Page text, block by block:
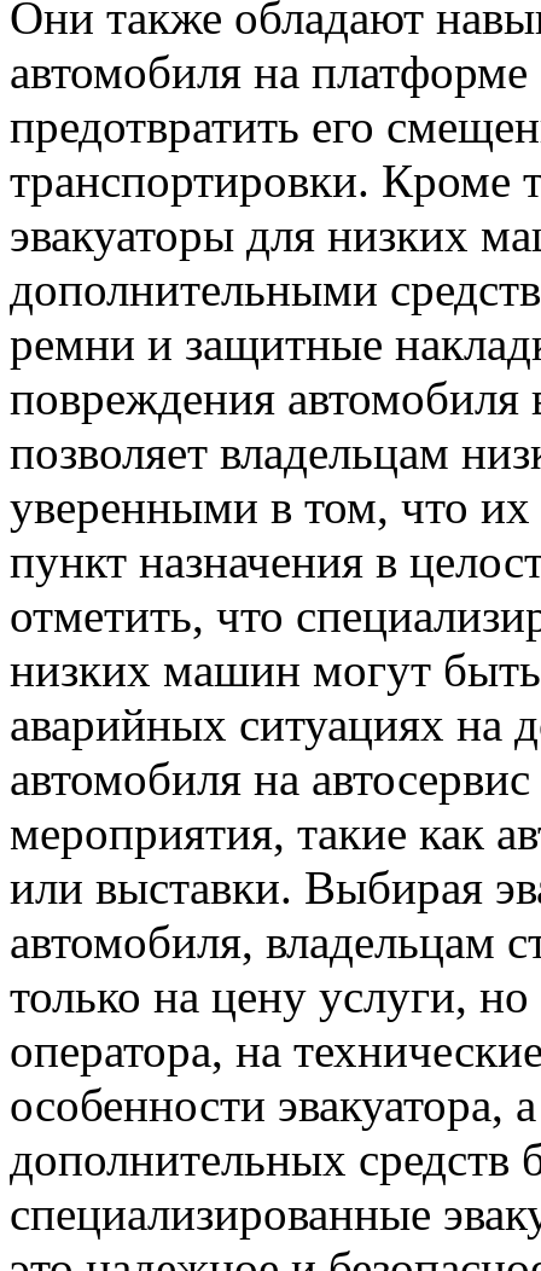
Они также обладают
автомобиля на платформе
предотвратить его
транспортировки. Кроме
эвакуаторы для низких
дополнительными
ремни и защитные
повреждения автомобиля
позволяет владельцам
уверенными в том, что
пункт назначения в
отметить, что
низких машин могут
аварийных ситуациях на
автомобиля на
мероприятия, такие как
или выставки. Выбирая
автомобиля, владельцам
только на цену услуги,
оператора, на
особенности эвакуатора,
дополнительных средств
специализированные